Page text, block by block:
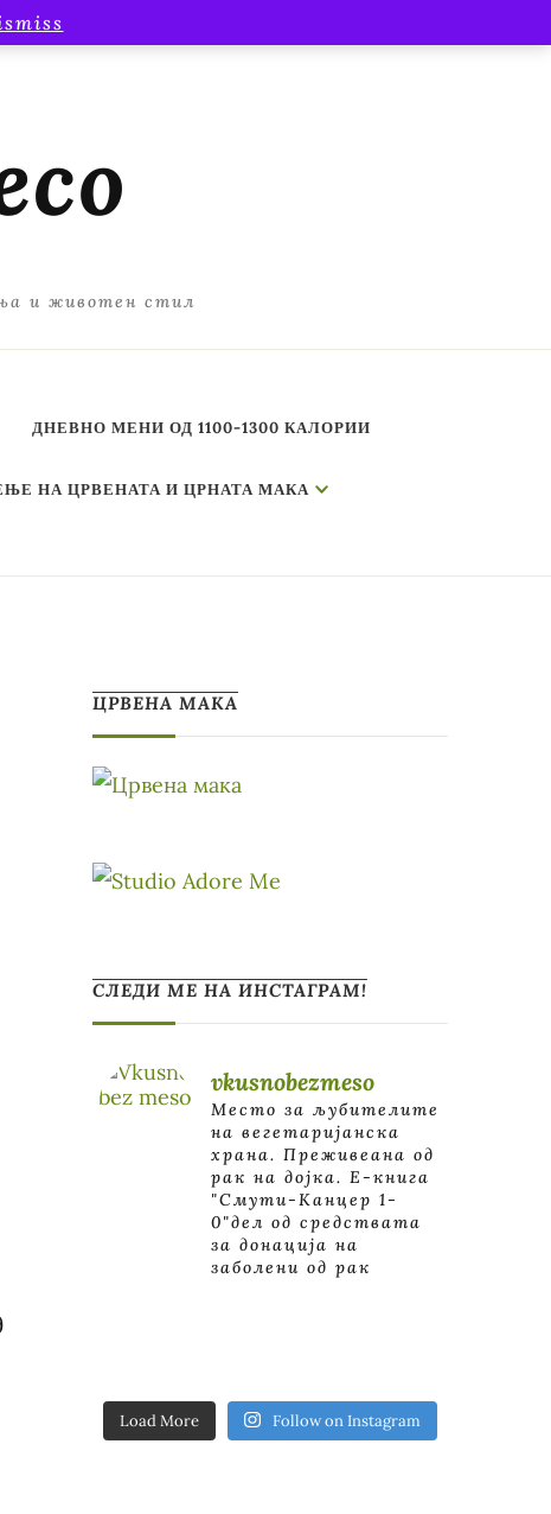
и животен стил
ДНЕВНО МЕНИ ОД 1100-1300 КАЛОРИИ
НА ЦРВЕНАТА И ЦРНАТА МАКА
ЦРВЕНА МАКА
СЛЕДИ МЕ НА ИНСТАГРАМ!
vkusnobezmeso
Место за љубителите
на вегетаријанска
храна. Преживеана од
рак на дојка. E-книга
"Смути-Канцер 1-
0"дел од средствата
за донација на
заболени од рак
Load More Follow on Instagram